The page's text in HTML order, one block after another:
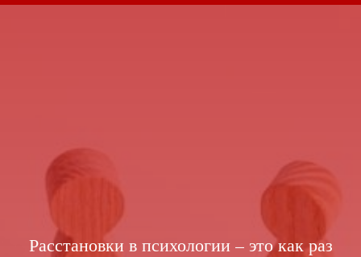
Расстановки в психологии – это как раз